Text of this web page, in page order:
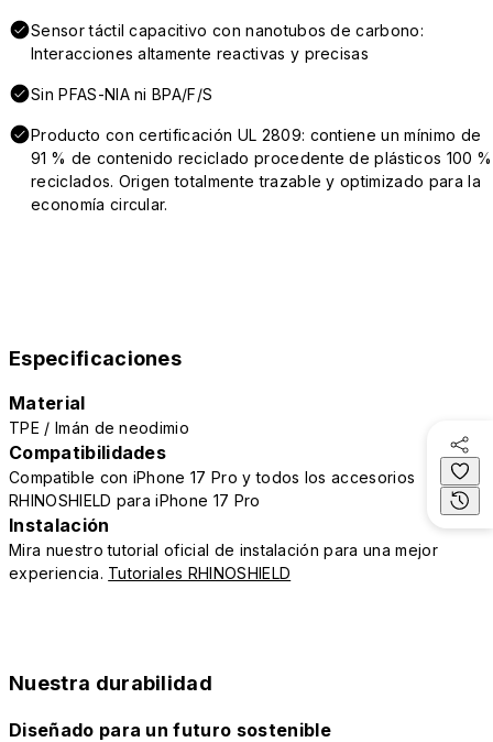
Sensor táctil capacitivo con nanotubos de carbono:
Interacciones altamente reactivas y precisas
Sin PFAS-NIA ni BPA/F/S
Producto con certificación UL 2809: contiene un mínimo de
91 % de contenido reciclado procedente de plásticos 100 %
reciclados. Origen totalmente trazable y optimizado para la
economía circular.
Especificaciones
Material
TPE / Imán de neodimio
Compatibilidades
Compatible con iPhone 17 Pro y todos los accesorios
RHINOSHIELD para iPhone 17 Pro
Instalación
Mira nuestro tutorial oficial de instalación para una mejor
experiencia. Tutoriales RHINOSHIELD
Nuestra durabilidad
Diseñado para un futuro sostenible